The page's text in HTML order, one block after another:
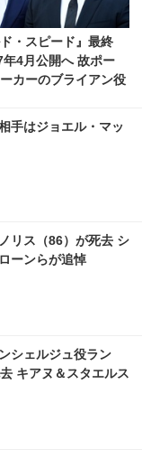
ド・スピード』最終
4月公開へ 故ポー
カーのブライアン役
手はジョエル・マッ
リス（86）が死去 シ
ーンらが追悼
シェルジュ役ラン
キアヌ＆スタエルス